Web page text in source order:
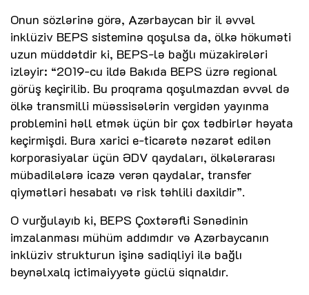
Onun sözlərinə görə, Azərbaycan bir il əvvəl
inklüziv BEPS sisteminə qoşulsa da, ölkə hökuməti
uzun müddətdir ki, BEPS-lə bağlı müzakirələri
izləyir: “2019-cu ildə Bakıda BEPS üzrə regional
görüş keçirilib. Bu proqrama qoşulmazdan əvvəl də
ölkə transmilli müəssisələrin vergidən yayınma
problemini həll etmək üçün bir çox tədbirlər həyata
keçirmişdi. Bura xarici e-ticarətə nəzarət edilən
korporasiyalar üçün ƏDV qaydaları, ölkələrarası
mübadilələrə icazə verən qaydalar, transfer
qiymətləri hesabatı və risk təhlili daxildir”.
O vurğulayıb ki, BEPS Çoxtərəfli Sənədinin
imzalanması mühüm addımdır və Azərbaycanın
inklüziv strukturun işinə sadiqliyi ilə bağlı
beynəlxalq ictimaiyyətə güclü siqnaldır.